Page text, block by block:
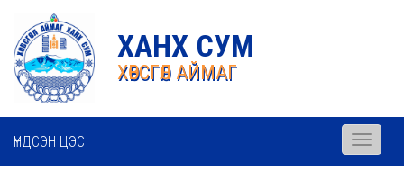
ХАНХ СУМ
ХӨВСГӨЛ АЙМАГ
ҮНДСЭН ЦЭС
Toggle